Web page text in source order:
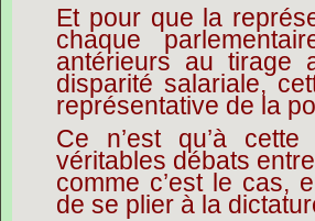
Et pour que la
chaque
antérieurs au
disparité salariale,
représentative de la
Ce n’est qu’à
véritables débats
comme c’est le cas,
de se plier à la